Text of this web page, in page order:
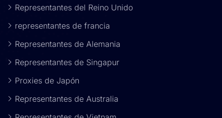
Representantes del Reino Unido
representantes de francia
Representantes de Alemania
Representantes de Singapur
Proxies de Japón
Representantes de Australia